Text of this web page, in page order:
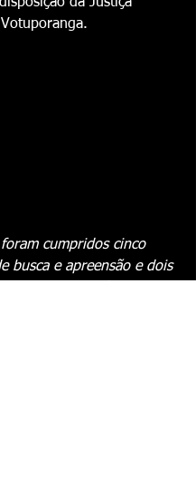
cumpridos cinco
busca e apreensão e dois